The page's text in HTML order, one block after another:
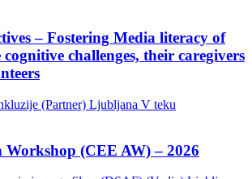
– Fostering Media literacy of
cognitive challenges, their caregivers
(Partner) Ljubljana V teku
(CEE AW) – 2026